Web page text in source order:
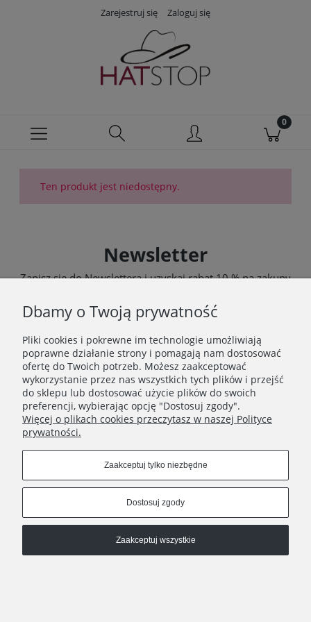
Zarejestruj się Zaloguj się
Ten produkt jest niedostępny.
Newsletter
Zapisz się do Newslettera i uzyskaj rabat 10 % na zakupy
Zapisując się do Newslettera wyrażasz zgodę na
przetwarzanie Twoich danych osobowych zgodnie z
Polityką prywatności oraz otrzymywanie drogą
elektroniczną informacji handlowej zgodnie z
Regulaminem Newslettera.
Dbamy o Twoją prywatność
Pliki cookies i pokrewne im technologie umożliwiają
poprawne działanie strony i pomagają nam dostosować
ofertę do Twoich potrzeb. Możesz zaakceptować
wykorzystanie przez nas wszystkich tych plików i przejść
do sklepu lub dostosować użycie plików do swoich
preferencji, wybierając opcję "Dostosuj zgody".
Więcej o plikach cookies przeczytasz w naszej Polityce
prywatności.
Zaakceptuj tylko niezbędne
Dostosuj zgody
Zaakceptuj wszystkie